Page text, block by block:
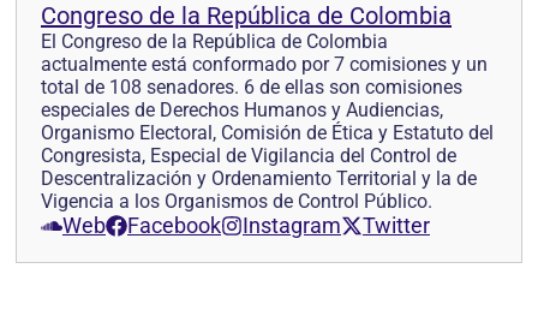
Congreso de la República de Colombia
El Congreso de la República de Colombia
actualmente está conformado por 7 comisiones y un
total de 108 senadores. 6 de ellas son comisiones
especiales de Derechos Humanos y Audiencias,
Organismo Electoral, Comisión de Ética y Estatuto del
Congresista, Especial de Vigilancia del Control de
Descentralización y Ordenamiento Territorial y la de
Vigencia a los Organismos de Control Público.
Web Facebook Instagram Twitter